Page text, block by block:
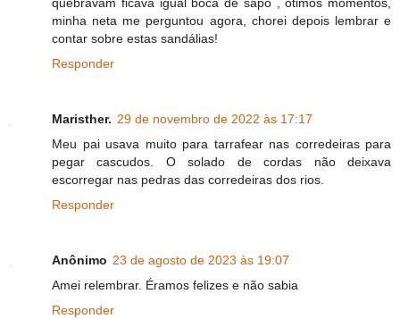
quebravam ficava igual boca de sapo , ótimos momentos,
minha neta me perguntou agora, chorei depois lembrar e
contar sobre estas sandálias!
Responder
Maristher. 29 de novembro de 2022 às 17:17
Meu pai usava muito para tarrafear nas corredeiras para
pegar cascudos. O solado de cordas não deixava
escorregar nas pedras das corredeiras dos rios.
Responder
Anônimo 23 de agosto de 2023 às 19:07
Amei relembrar. Éramos felizes e não sabia
Responder